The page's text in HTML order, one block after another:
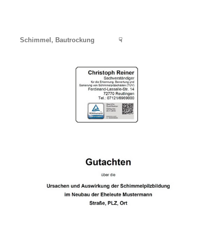
Schimmel, Bautrockung ☟